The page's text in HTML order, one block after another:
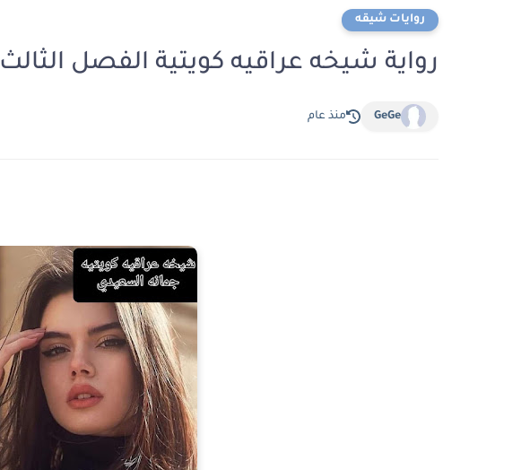
روايات شيقه
رواية شيخه عراقيه كويتية الفصل الثالث 3 بقلم جمانه السعيدي
GeGe منذ عام